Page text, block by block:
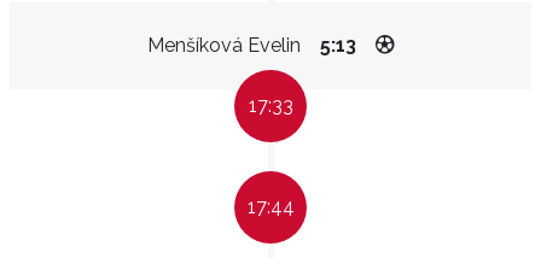
Menšíková Evelin 5:13
17:33
17:44